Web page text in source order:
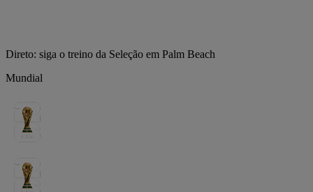
Direto: siga o treino da Seleção em Palm Beach
Mundial